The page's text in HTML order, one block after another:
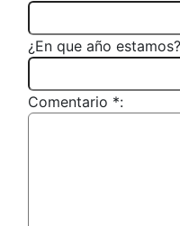
¿En que año
Comentario *: